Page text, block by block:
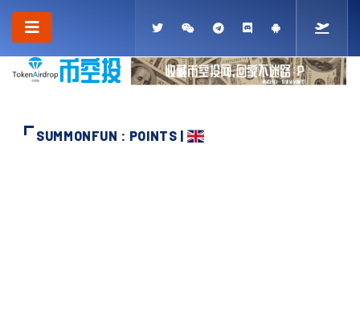
SUMMONFUN : POINTS |